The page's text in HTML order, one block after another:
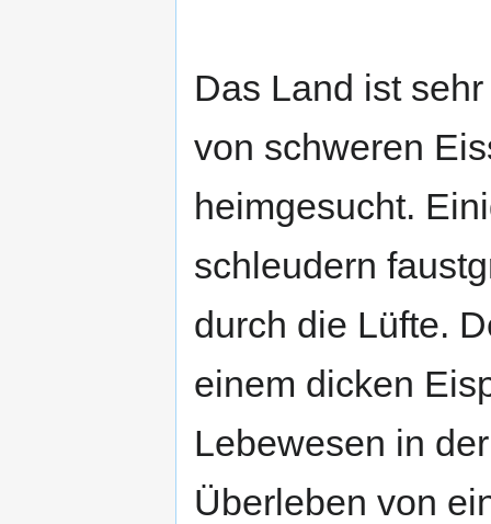
Das Land ist
von schweren
heimgesucht.
schleudern
durch die Lüfte.
einem dicken
Lebewesen in
Überleben von